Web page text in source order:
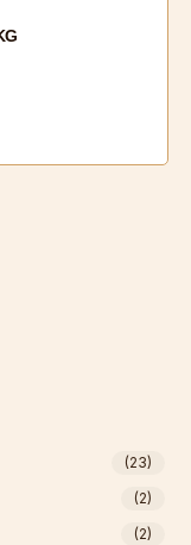
(23)
(2)
(2)